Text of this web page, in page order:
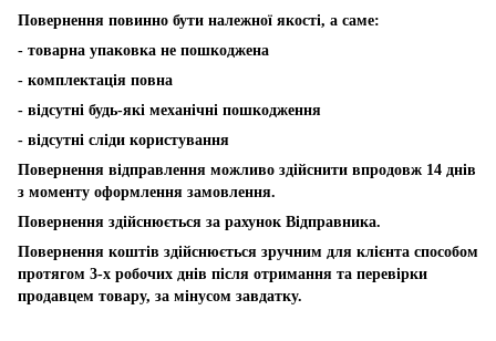
Повернення повинно бути належної якості, а саме:
- товарна упаковка не пошкоджена
- комплектація повна
- відсутні будь-які механічні пошкодження
- відсутні сліди користування
Повернення відправлення можливо здійснити впродовж 14 днів
з моменту оформлення замовлення.
Повернення здійснюється за рахунок Відправника.
Повернення коштів здійснюється зручним для клієнта способом
протягом 3-х робочих днів після отримання та перевірки
продавцем товару, за мінусом завдатку.